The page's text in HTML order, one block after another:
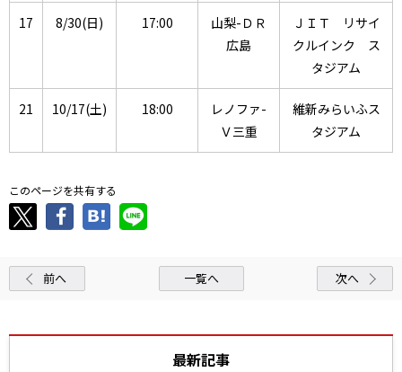
17 8/30(日) 17:00
山梨-ＤＲ
広島
ＪＩＴ リサイ
クルインク ス
タジアム
21 10/17(土) 18:00
レノファ-
Ｖ三重
維新みらいふス
タジアム
このページを共有する
前へ 一覧へ 次へ
最新記事